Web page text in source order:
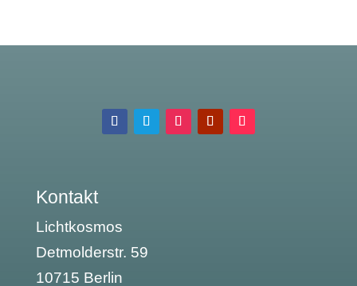
Kontakt
Lichtkosmos
Detmolderstr. 59
10715 Berlin